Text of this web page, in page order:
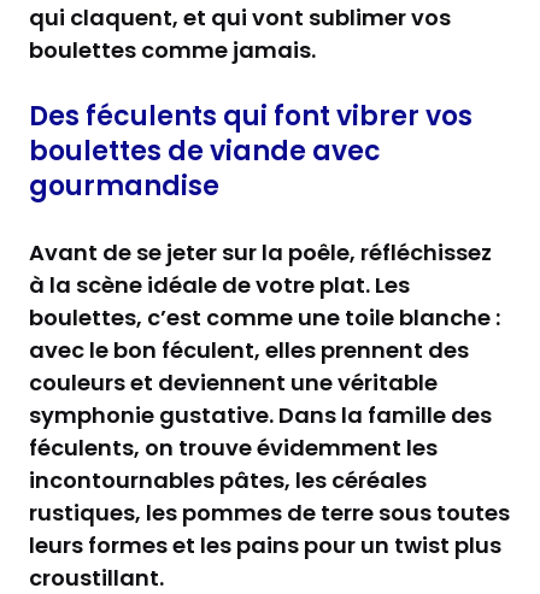
qui claquent, et qui vont sublimer vos
boulettes comme jamais.
Des féculents qui font vibrer vos
boulettes de viande avec
gourmandise
Avant de se jeter sur la poêle, réfléchissez
à la scène idéale de votre plat. Les
boulettes, c’est comme une toile blanche :
avec le bon féculent, elles prennent des
couleurs et deviennent une véritable
symphonie gustative. Dans la famille des
féculents, on trouve évidemment les
incontournables pâtes, les céréales
rustiques, les pommes de terre sous toutes
leurs formes et les pains pour un twist plus
croustillant.